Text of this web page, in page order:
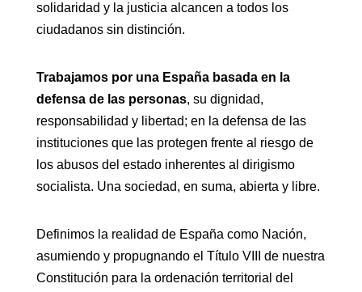
solidaridad y la justicia alcancen a todos los
ciudadanos sin distinción.
Trabajamos por una España basada en la
defensa de las personas, su dignidad,
responsabilidad y libertad; en la defensa de las
instituciones que las protegen frente al riesgo de
los abusos del estado inherentes al dirigismo
socialista. Una sociedad, en suma, abierta y libre.
Definimos la realidad de España como Nación,
asumiendo y propugnando el Título VIII de nuestra
Constitución para la ordenación territorial del